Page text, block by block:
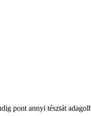
pont annyi tésztát